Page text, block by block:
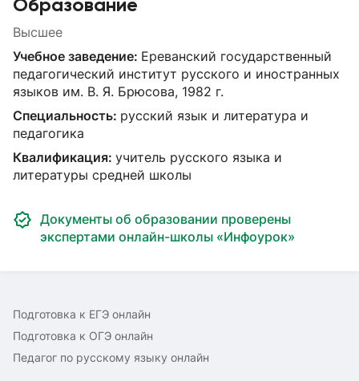
Высшее
Учебное заведение: Ереванский государственный
педагогический институт русского и иностранных
языков им. В. Я. Брюсова, 1982 г.
Специальность: русский язык и литература и
педагогика
Квалификация: учитель русского языка и
литературы средней школы
Документы об образовании проверены
экспертами онлайн-школы «Инфоурок»
Подготовка к ЕГЭ онлайн
Подготовка к ОГЭ онлайн
Педагог по русскому языку онлайн